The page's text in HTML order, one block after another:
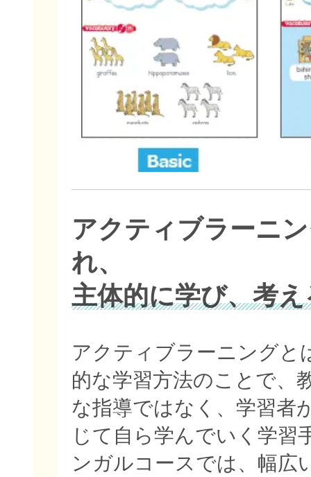
アクティブラーニ
れ、
主体的に学び、考
アクティブラーニングと
的な学習方法のことで、
な指導ではなく、学習者
じて自ら学んでいく学習
ンガルコースでは、幅広